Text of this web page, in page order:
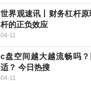
世界观速讯丨财务杠杆
杆的正负效应
04-11
c盘空间越大越流畅吗
适？ 今日热搜
04-11